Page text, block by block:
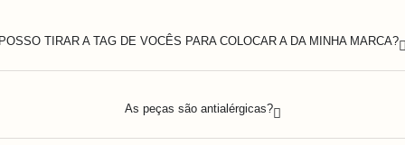
TIRAR A TAG DE VOCÊS PARA COLOCAR A DA MINHA MARCA?
As peças são antialérgicas?